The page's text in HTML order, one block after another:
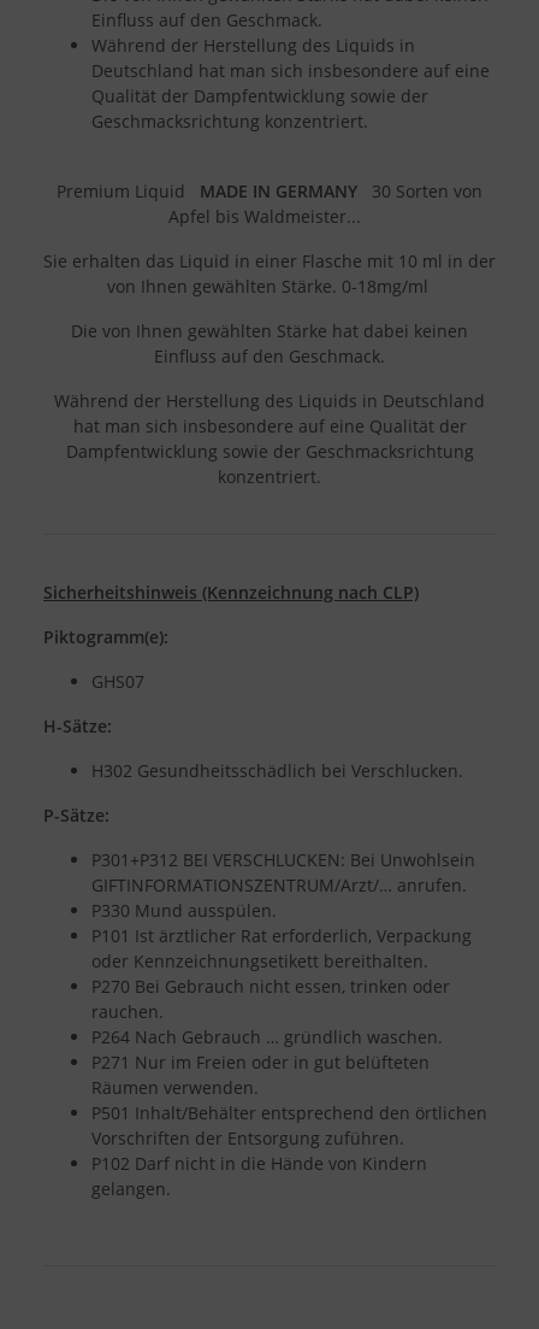
Einfluss auf den Geschmack.
Während der Herstellung des Liquids in
Deutschland hat man sich insbesondere auf eine
Qualität der Dampfentwicklung sowie der
Geschmacksrichtung konzentriert.
Premium Liquid MADE IN GERMANY 30 Sorten von
Apfel bis Waldmeister...
Sie erhalten das Liquid in einer Flasche mit 10 ml in der
von Ihnen gewählten Stärke. 0-18mg/ml
Die von Ihnen gewählten Stärke hat dabei keinen
Einfluss auf den Geschmack.
Während der Herstellung des Liquids in Deutschland
hat man sich insbesondere auf eine Qualität der
Dampfentwicklung sowie der Geschmacksrichtung
konzentriert.
Sicherheitshinweis (Kennzeichnung nach CLP)
Piktogramm(e):
GHS07
H-Sätze:
H302 Gesundheitsschädlich bei Verschlucken.
P-Sätze:
P301+P312 BEI VERSCHLUCKEN: Bei Unwohlsein
GIFTINFORMATIONSZENTRUM/Arzt/… anrufen.
P330 Mund ausspülen.
P101 Ist ärztlicher Rat erforderlich, Verpackung
oder Kennzeichnungsetikett bereithalten.
P270 Bei Gebrauch nicht essen, trinken oder
rauchen.
P264 Nach Gebrauch … gründlich waschen.
P271 Nur im Freien oder in gut belüfteten
Räumen verwenden.
P501 Inhalt/Behälter entsprechend den örtlichen
Vorschriften der Entsorgung zuführen.
P102 Darf nicht in die Hände von Kindern
gelangen.